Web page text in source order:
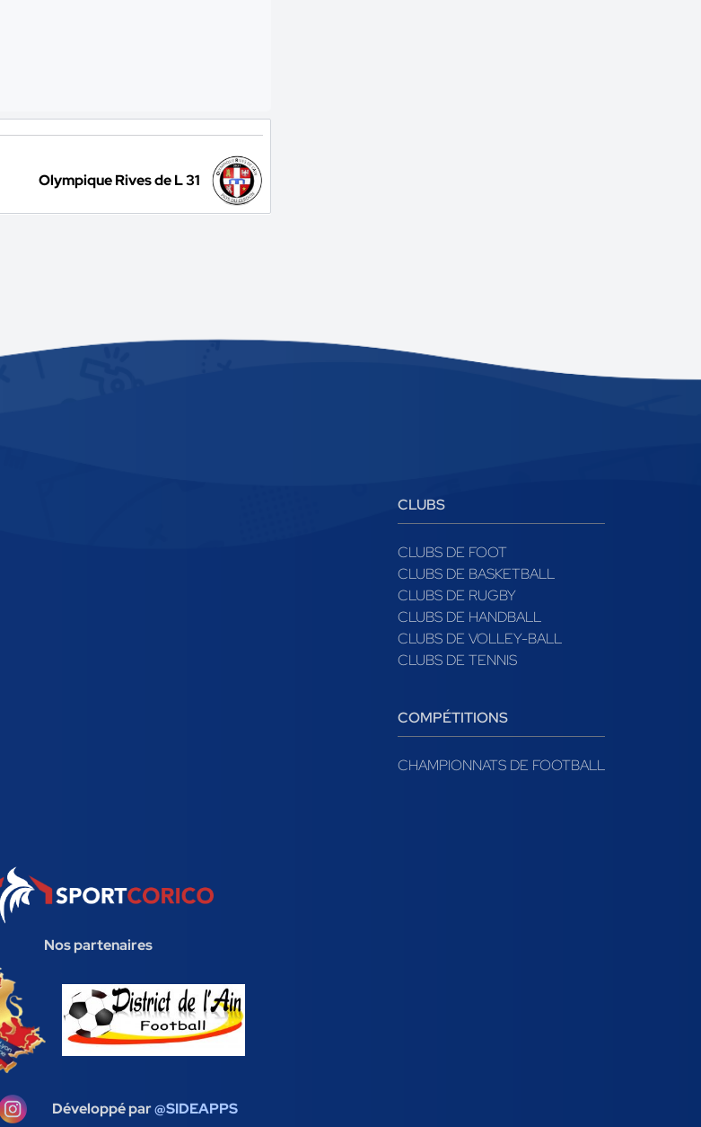
Olympique Rives de L 31
CLUBS
CLUBS DE FOOT
CLUBS DE BASKETBALL
CLUBS DE RUGBY
CLUBS DE HANDBALL
CLUBS DE VOLLEY-BALL
CLUBS DE TENNIS
COMPÉTITIONS
CHAMPIONNATS DE FOOTBALL
Nos partenaires
Développé par@SIDEAPPS